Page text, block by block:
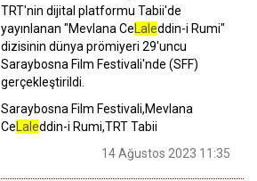
TRT'nin dijital platformu Tabii'de
yayınlanan "Mevlana Ce Laleddin-i Rumi"
dizisinin dünya prömiyeri 29'uncu
Saraybosna Film Festivali'nde (SFF)
gerçekleştirildi.
Saraybosna Film Festivali,Mevlana
Ce Laleddin-i Rumi,TRT Tabii
14 Ağustos 2023 11:35